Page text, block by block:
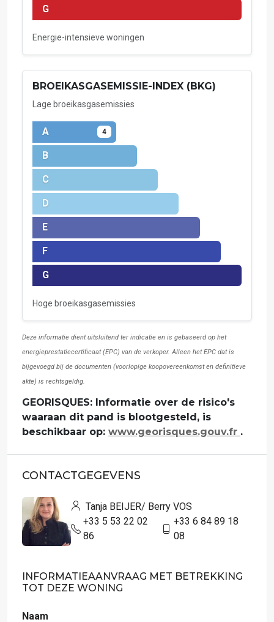
G
Energie-intensieve woningen
BROEIKASGASEMISSIE-INDEX (BKG)
Lage broeikasgasemissies
A 4
B
C
D
E
F
G
Hoge broeikasgasemissies
Deze informatie dient uitsluitend ter indicatie en is gebaseerd op het
energieprestatiecertificaat (EPC) van de verkoper. Alleen het EPC dat is
bijgevoegd bij de documenten (voorlopige koopovereenkomst en definitieve
akte) is rechtsgeldig.
GEORISQUES: Informatie over de risico's
waaraan dit pand is blootgesteld, is
beschikbaar op: www.georisques.gouv.fr .
CONTACTGEGEVENS
Tanja BEIJER/ Berry VOS
+33 5 53 22 02
86
+33 6 84 89 18
08
INFORMATIEAANVRAAG MET BETREKKING
TOT DEZE WONING
Naam